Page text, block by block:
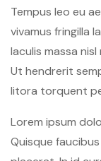
Tempus leo eu
vivamus fringilla
Iaculis massa
Ut hendrerit
litora torquent
Lorem ipsum
Quisque